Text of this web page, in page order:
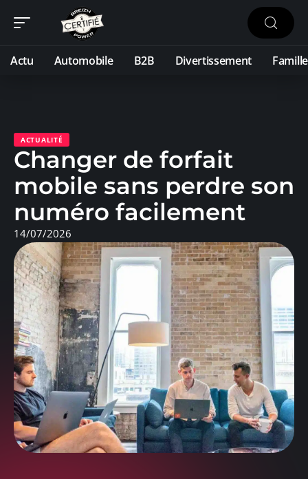
Actu Automobile B2B Divertissement Famille
ACTUALITÉ
Changer de forfait
mobile sans perdre son
numéro facilement
14/07/2026